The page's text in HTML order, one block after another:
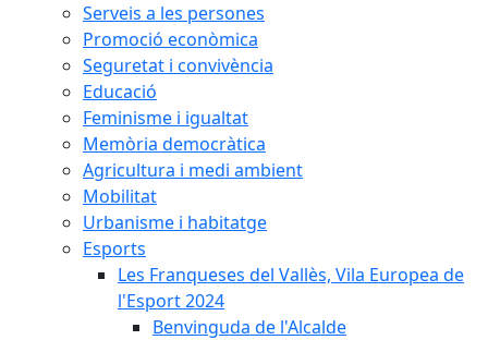
Serveis a les persones
Promoció econòmica
Seguretat i convivència
Educació
Feminisme i igualtat
Memòria democràtica
Agricultura i medi ambient
Mobilitat
Urbanisme i habitatge
Esports
Les Franqueses del Vallès, Vila Europea de
l'Esport 2024
Benvinguda de l'Alcalde